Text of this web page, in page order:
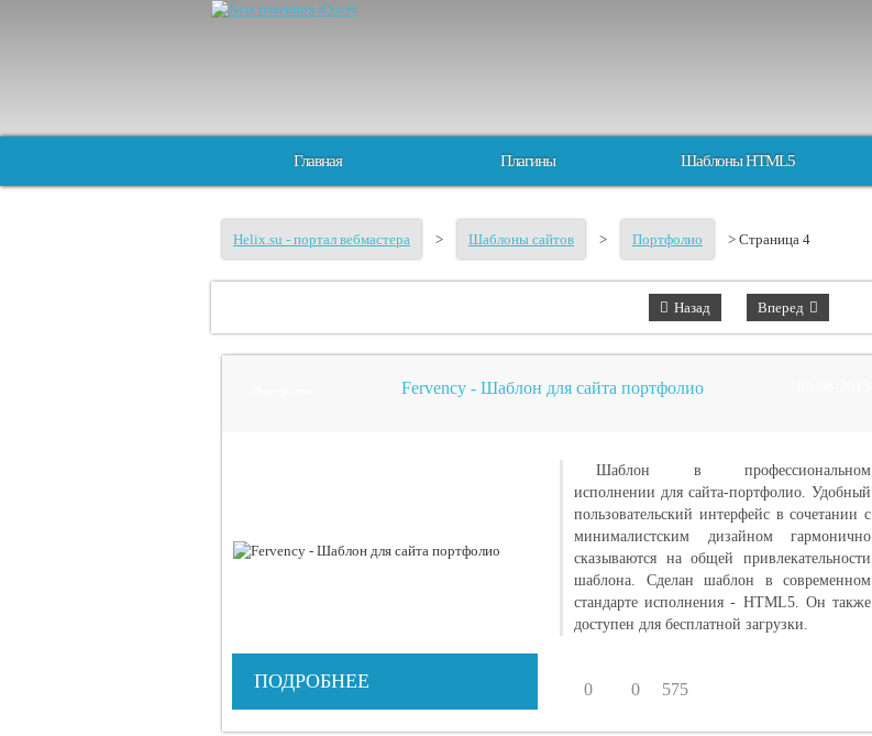
Главная Плагины Шаблоны HTML5
Helix.su - портал вебмастера > Шаблоны сайтов > Портфолио > Страница 4
Назад Вперед
Fervency - Шаблон для сайта портфолио
Шаблон в профессиональном
исполнении для сайта-портфолио. Удобный
пользовательский интерфейс в сочетании с
минималистским дизайном гармонично
сказываются на общей привлекательности
шаблона. Сделан шаблон в современном
стандарте исполнения - HTML5. Он также
доступен для бесплатной загрузки.
ПОДРОБНЕЕ 0 0 575